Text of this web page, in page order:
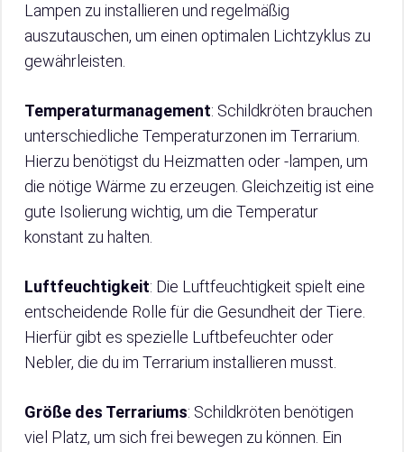
Lampen zu installieren und regelmäßig
auszutauschen, um einen optimalen Lichtzyklus zu
gewährleisten.
Temperaturmanagement: Schildkröten brauchen
unterschiedliche Temperaturzonen im Terrarium.
Hierzu benötigst du Heizmatten oder -lampen, um
die nötige Wärme zu erzeugen. Gleichzeitig ist eine
gute Isolierung wichtig, um die Temperatur
konstant zu halten.
Luftfeuchtigkeit: Die Luftfeuchtigkeit spielt eine
entscheidende Rolle für die Gesundheit der Tiere.
Hierfür gibt es spezielle Luftbefeuchter oder
Nebler, die du im Terrarium installieren musst.
Größe des Terrariums: Schildkröten benötigen
viel Platz, um sich frei bewegen zu können. Ein